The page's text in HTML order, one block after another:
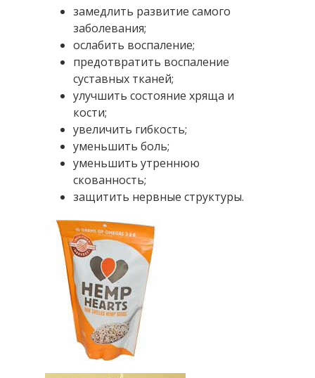
замедлить развитие самого
заболевания;
ослабить воспаление;
предотвратить воспаление
суставных тканей;
улучшить состояние хряща и
кости;
увеличить гибкость;
уменьшить боль;
уменьшить утреннюю
скованность;
защитить нервные структуры.